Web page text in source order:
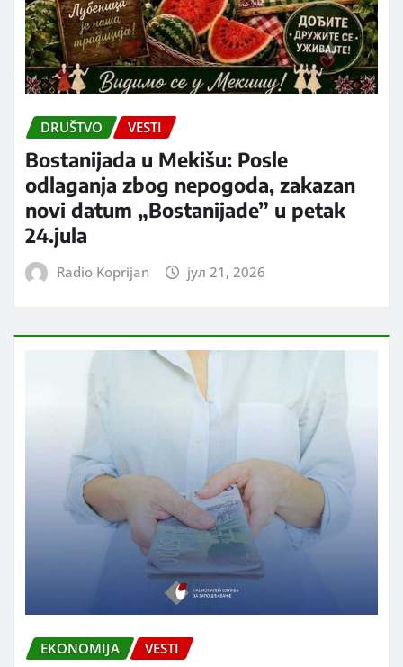
DRUŠTVO VESTI
Bostanijada u Mekišu: Posle
odlaganja zbog nepogoda, zakazan
novi datum „Bostanijade” u petak
24.jula
Radio Koprijan јул 21, 2026
EKONOMIJA VESTI